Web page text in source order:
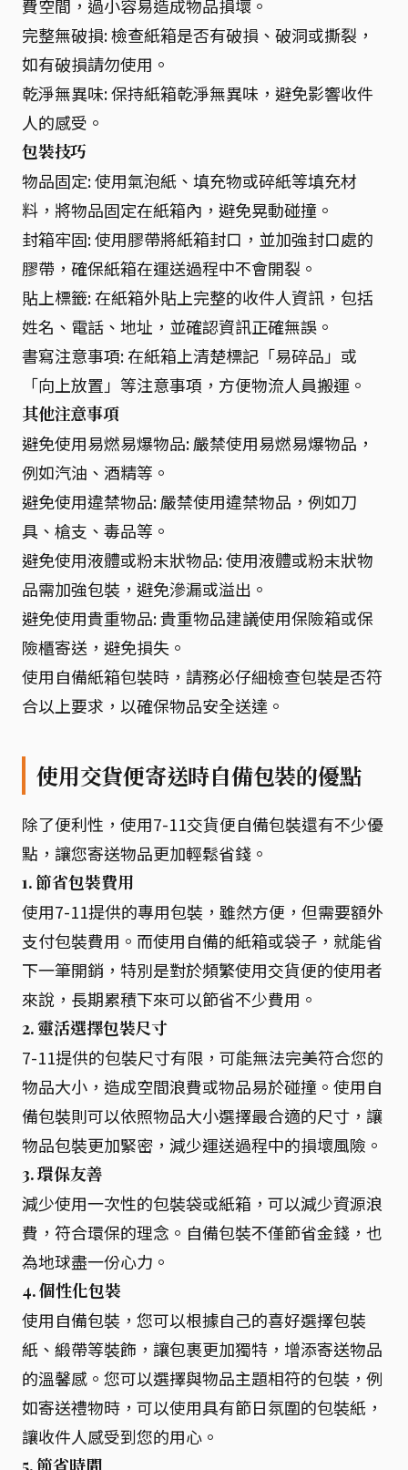
費空間，過小容易造成物品損壞。
完整無破損: 檢查紙箱是否有破損、破洞或撕裂，
如有破損請勿使用。
乾淨無異味: 保持紙箱乾淨無異味，避免影響收件
人的感受。
包裝技巧
物品固定: 使用氣泡紙、填充物或碎紙等填充材
料，將物品固定在紙箱內，避免晃動碰撞。
封箱牢固: 使用膠帶將紙箱封口，並加強封口處的
膠帶，確保紙箱在運送過程中不會開裂。
貼上標籤: 在紙箱外貼上完整的收件人資訊，包括
姓名、電話、地址，並確認資訊正確無誤。
書寫注意事項: 在紙箱上清楚標記「易碎品」或
「向上放置」等注意事項，方便物流人員搬運。
其他注意事項
避免使用易燃易爆物品: 嚴禁使用易燃易爆物品，
例如汽油、酒精等。
避免使用違禁物品: 嚴禁使用違禁物品，例如刀
具、槍支、毒品等。
避免使用液體或粉末狀物品: 使用液體或粉末狀物
品需加強包裝，避免滲漏或溢出。
避免使用貴重物品: 貴重物品建議使用保險箱或保
險櫃寄送，避免損失。
使用自備紙箱包裝時，請務必仔細檢查包裝是否符
合以上要求，以確保物品安全送達。
使用交貨便寄送時自備包裝的優點
除了便利性，使用7-11交貨便自備包裝還有不少優
點，讓您寄送物品更加輕鬆省錢。
1. 節省包裝費用
使用7-11提供的專用包裝，雖然方便，但需要額外
支付包裝費用。而使用自備的紙箱或袋子，就能省
下一筆開銷，特別是對於頻繁使用交貨便的使用者
來說，長期累積下來可以節省不少費用。
2. 靈活選擇包裝尺寸
7-11提供的包裝尺寸有限，可能無法完美符合您的
物品大小，造成空間浪費或物品易於碰撞。使用自
備包裝則可以依照物品大小選擇最合適的尺寸，讓
物品包裝更加緊密，減少運送過程中的損壞風險。
3. 環保友善
減少使用一次性的包裝袋或紙箱，可以減少資源浪
費，符合環保的理念。自備包裝不僅節省金錢，也
為地球盡一份心力。
4. 個性化包裝
使用自備包裝，您可以根據自己的喜好選擇包裝
紙、緞帶等裝飾，讓包裹更加獨特，增添寄送物品
的溫馨感。您可以選擇與物品主題相符的包裝，例
如寄送禮物時，可以使用具有節日氛圍的包裝紙，
讓收件人感受到您的用心。